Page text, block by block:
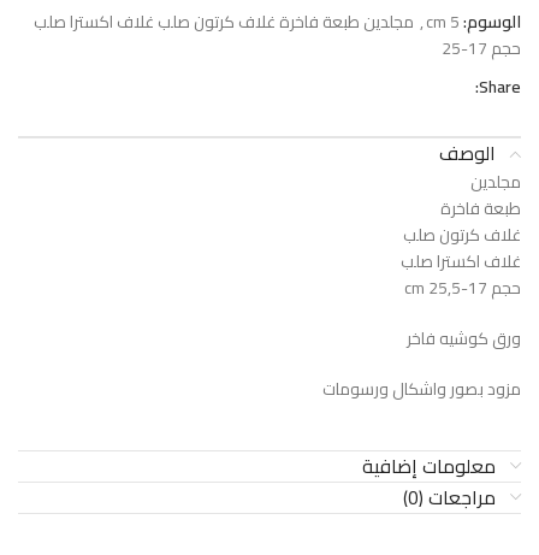
الوسوم:5 cm
, مجلدين طبعة فاخرة غلاف كرتون صلب غلاف اكسترا صلب
حجم 17-25
Share:
الوصف
مجلدين
طبعة فاخرة
غلاف كرتون صلب
غلاف اكسترا صلب
حجم 17-25,5 cm
ورق كوشيه فاخر
مزود بصور واشكال ورسومات
معلومات إضافية
مراجعات (0)